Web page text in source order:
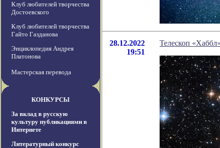
Клуб любителей творчества
Достоевского
Клуб любителей творчества
Гайто Газданова
Энциклопедия Андрея
Платонова
Мастерская перевода
КОНКУРСЫ
За вклад в русскую
культуру публикациями в
Интернете
Литературный конкурс
28.12.2022
19:51
Телескоп